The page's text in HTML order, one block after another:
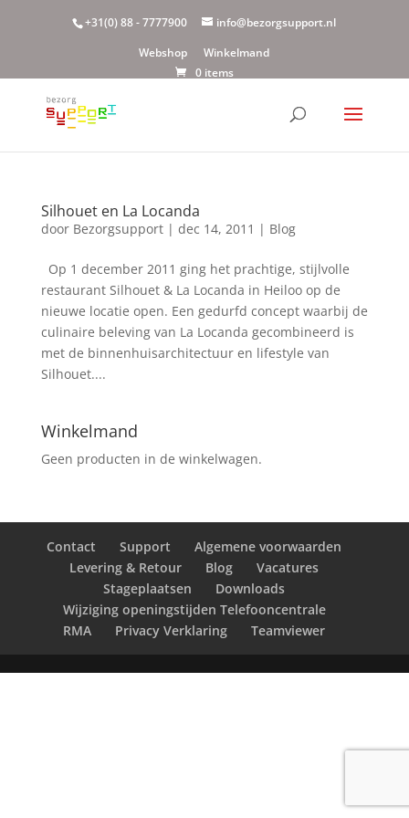
+31(0) 88 - 7777900
info@bezorgsupport.nl
Webshop
Winkelmand
0 items
Silhouet en La Locanda
door Bezorgsupport| dec 14, 2011 | Blog
Op 1 december 2011 ging het prachtige, stijlvolle
restaurant Silhouet & La Locanda in Heiloo op de
nieuwe locatie open. Een gedurfd concept waarbij de
culinaire beleving van La Locanda gecombineerd is
met de binnenhuisarchitectuur en lifestyle van
Silhouet....
Winkelmand
Geen producten in de winkelwagen.
Contact Support
Algemene voorwaarden
Levering & Retour
Blog
Vacatures
Stageplaatsen
Downloads
Wijziging openingstijden Telefooncentrale
RMA
Privacy Verklaring Teamviewer